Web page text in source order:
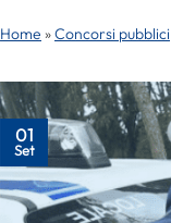
Home »Concorsi pubblici
01
Set